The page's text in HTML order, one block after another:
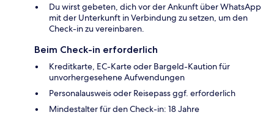
Du wirst gebeten, dich vor der Ankunft über WhatsApp
mit der Unterkunft in Verbindung zu setzen, um den
Check-in zu vereinbaren.
Beim Check-in erforderlich
Kreditkarte, EC-Karte oder Bargeld-Kaution für
unvorhergesehene Aufwendungen
Personalausweis oder Reisepass ggf. erforderlich
Mindestalter für den Check-in: 18 Jahre